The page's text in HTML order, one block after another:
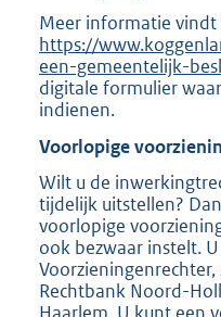
Meer informatie vindt
https://
een-gemeentelijk-
digitale formulier
indienen.
Voorlopige
Wilt u de
tijdelijk uitstellen?
voorlopige
ook bezwaar instelt.
Voorzieningenrechter,
Rechtbank Noord-